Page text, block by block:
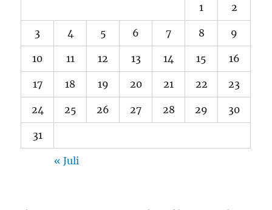
1 2
3 4 5 6 7 8 9
10 11 12 13 14 15 16
17 18 19 20 21 22 23
24 25 26 27 28 29 30
31
« Juli